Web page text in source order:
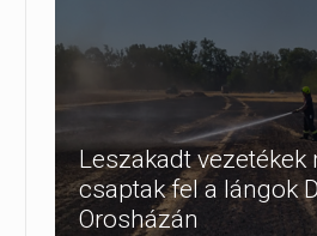
Leszakadt vezetékek
csaptak fel a lángok
Orosházán